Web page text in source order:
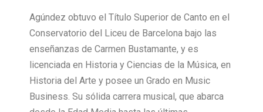
Agúndez obtuvo el Título Superior de Canto en el
Conservatorio del Liceu de Barcelona bajo las
enseñanzas de Carmen Bustamante, y es
licenciada en Historia y Ciencias de la Música, en
Historia del Arte y posee un Grado en Music
Business. Su sólida carrera musical, que abarca